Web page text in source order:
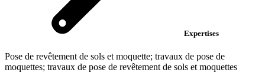
Expertises
Pose de revêtement de sols et moquette; travaux de pose de
moquettes; travaux de pose de revêtement de sols et moquettes